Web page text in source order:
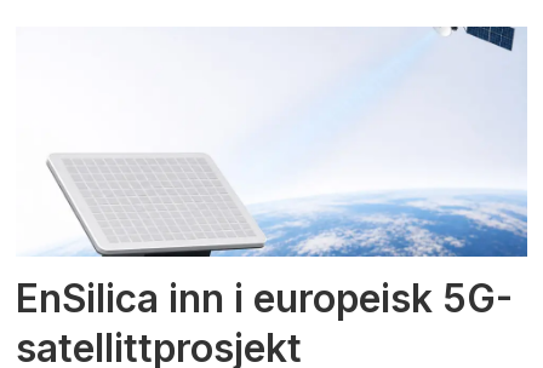
EnSilica inn i europeisk 5G-
satellittprosjekt